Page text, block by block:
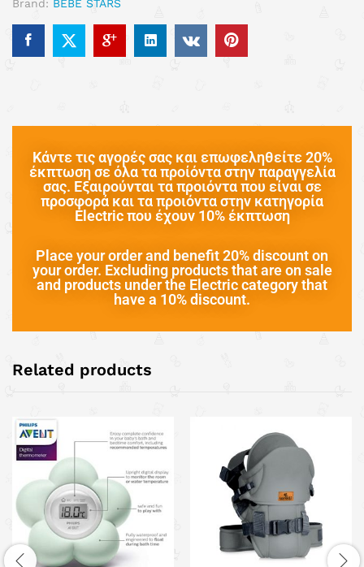
Brand: BEBE STARS
Κάντε τις αγορές σας και επωφεληθείτε 20%
έκπτωση σε όλα τα προίόντα στην παραγγελία
σας. Εξαιρούνται τα προιόντα που είναι σε
προσφορά και τα προιόντα στην κατηγορία
Electric που έχουν 10% έκπτωση
Place your order and benefit 20% discount on
your order. Excluding products that are on sale
and products under the Electric category that
have a 10% discount.
Related products